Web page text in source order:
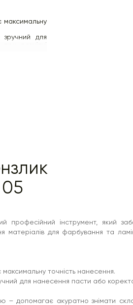
максимальну
зручний для
розмітці
– допомагає
професійний інструмент, який
матеріалів для фарбування та
точність нанесення.
для нанесення пасти або
– допомагає акуратно знімати